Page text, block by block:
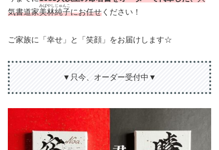
気書道家美林純子
みばやしじゅんこ
にお任せ ください！
ご家族に「幸せ」と「笑顔」をお届けします☆
▼只今、オーダー受付中▼